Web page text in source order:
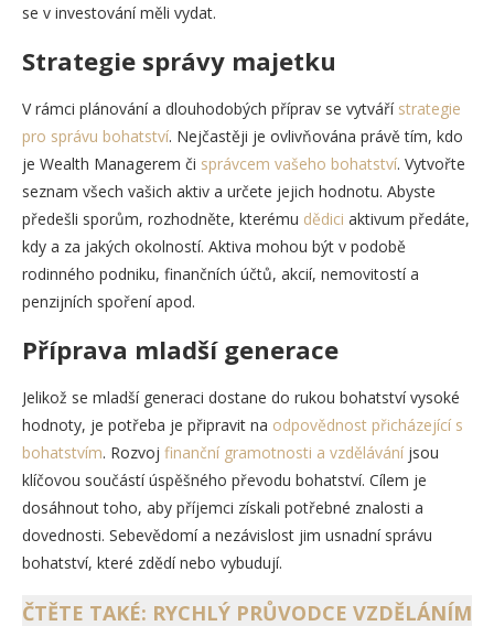
se v investování měli vydat.
Strategie správy majetku
V rámci plánování a dlouhodobých příprav se vytváří strategie
pro správu bohatství. Nejčastěji je ovlivňována právě tím, kdo
je Wealth Managerem či správcem vašeho bohatství. Vytvořte
seznam všech vašich aktiv a určete jejich hodnotu. Abyste
předešli sporům, rozhodněte, kterému dědici aktivum předáte,
kdy a za jakých okolností. Aktiva mohou být v podobě
rodinného podniku, finančních účtů, akcií, nemovitostí a
penzijních spoření apod.
Příprava mladší generace
Jelikož se mladší generaci dostane do rukou bohatství vysoké
hodnoty, je potřeba je připravit na odpovědnost přicházející s
bohatstvím. Rozvoj finanční gramotnosti a vzdělávání jsou
klíčovou součástí úspěšného převodu bohatství. Cílem je
dosáhnout toho, aby příjemci získali potřebné znalosti a
dovednosti. Sebevědomí a nezávislost jim usnadní správu
bohatství, které zdědí nebo vybudují.
ČTĚTE TAKÉ: RYCHLÝ PRŮVODCE VZDĚLÁNÍM